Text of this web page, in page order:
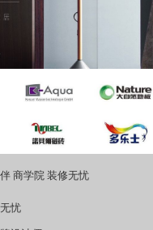
商学院 装修无忧
忧